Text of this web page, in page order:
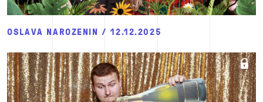
OSLAVA NAROZENIN / 12.12.2025